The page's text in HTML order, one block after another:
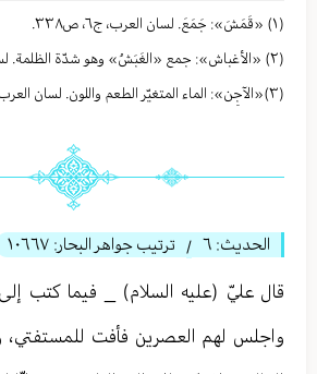
(١) «قَمَشَ»: جَمَعَ. لسان العرب، ج٦، ص٣٣٨.
(٢) «الأغباش»: جمع «الغَبَشُ» وهو شدّة الظلمة. لسان العرب، ج٦، ص٣٢٢.
(٣)«الآجِن»: الماء المتغيّر الطعم واللون. لسان العرب، ج١٣، ص٨.
الحديث: ٦ / ترتيب جواهر البحار: ١٠٦٦٧
قال عليّ (عليه السلام) _ فيما كتب
واجلس لهم العصرين فأفت للمستفتي،